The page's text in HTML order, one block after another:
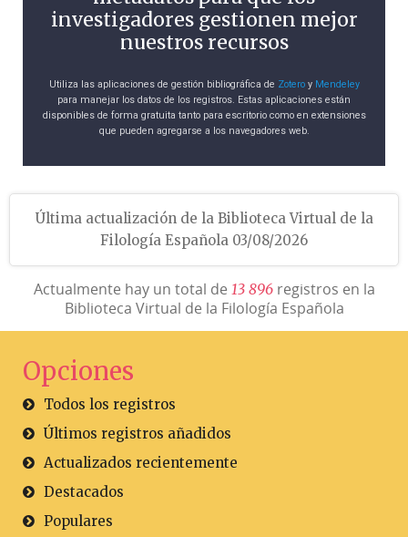
investigadores gestionen mejor
nuestros recursos
Utiliza las aplicaciones de gestión bibliográfica de Zoteroy Mendeley
para manejar los datos de los registros. Estas aplicaciones están
disponibles de forma gratuita tanto para escritorio como en extensiones
que pueden agregarse a los navegadores web.
Última actualización de la Biblioteca Virtual de la
Filología Española 03/08/2026
Actualmente hay un total de 13 896registros en la
Biblioteca Virtual de la Filología Española
Opciones
Todos los registros
Últimos registros añadidos
Actualizados recientemente
Destacados
Populares